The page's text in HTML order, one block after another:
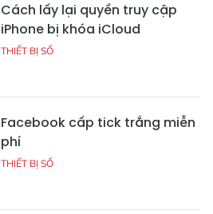
Cách lấy lại quyền truy cập
iPhone bị khóa iCloud
THIẾT BỊ SỐ
Facebook cấp tick trắng miễn
phí
THIẾT BỊ SỐ